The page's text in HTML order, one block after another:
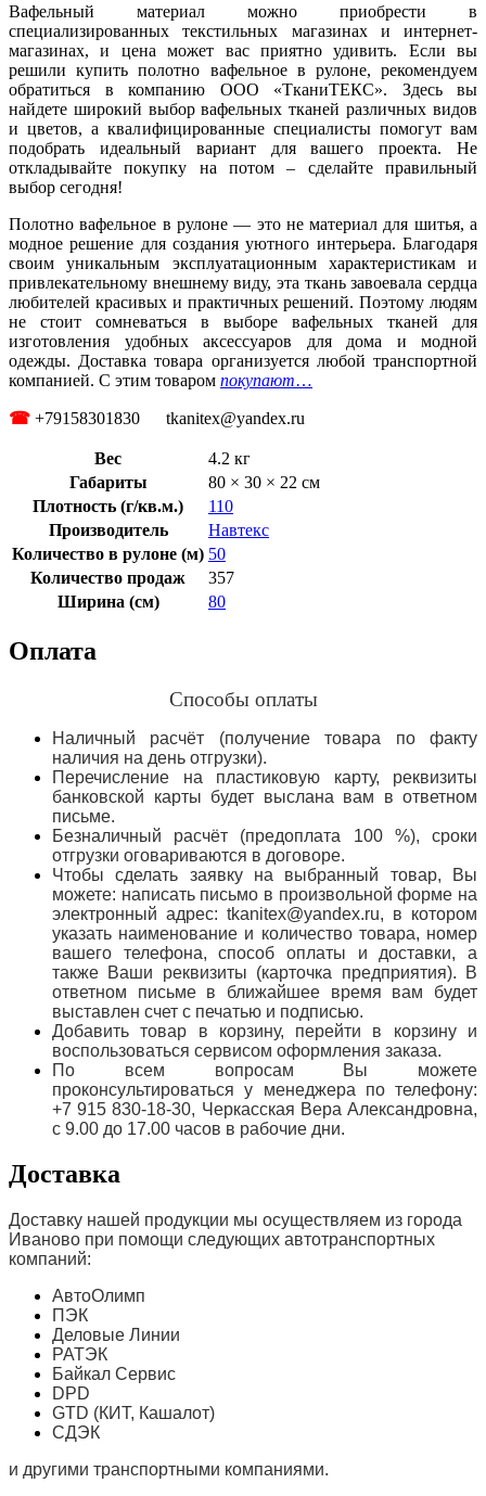
Вафельный материал можно приобрести в
специализированных текстильных магазинах и интернет-
магазинах, и цена может вас приятно удивить. Если вы
решили купить полотно вафельное в рулоне, рекомендуем
обратиться в компанию ООО «ТканиТЕКС». Здесь вы
найдете широкий выбор вафельных тканей различных видов
и цветов, а квалифицированные специалисты помогут вам
подобрать идеальный вариант для вашего проекта. Не
откладывайте покупку на потом – сделайте правильный
выбор сегодня!
Полотно вафельное в рулоне — это не материал для шитья, а
модное решение для создания уютного интерьера. Благодаря
своим уникальным эксплуатационным характеристикам и
привлекательному внешнему виду, эта ткань завоевала сердца
любителей красивых и практичных решений. Поэтому людям
не стоит сомневаться в выборе вафельных тканей для
изготовления удобных аксессуаров для дома и модной
одежды. Доставка товара организуется любой транспортной
компанией. С этим товаром покупают…
☎ +79158301830 tkanitex@yandex.ru
Вес
4.2 кг
Габариты
80 × 30 × 22 см
Плотность (г/кв.м.)
110
Производитель
Навтекс
Количество в рулоне (м) 50
Количество продаж
357
Ширина (см)
80
Оплата
Способы оплаты
Наличный расчёт (получение товара по факту
наличия на день отгрузки).
Перечисление на пластиковую карту, реквизиты
банковской карты будет выслана вам в ответном
письме.
Безналичный расчёт (предоплата 100 %), сроки
отгрузки оговариваются в договоре.
Чтобы сделать заявку на выбранный товар, Вы
можете: написать письмо в произвольной форме на
электронный адрес: tkanitex@yandex.ru, в котором
указать наименование и количество товара, номер
вашего телефона, способ оплаты и доставки, а
также Ваши реквизиты (карточка предприятия). В
ответном письме в ближайшее время вам будет
выставлен счет с печатью и подписью.
Добавить товар в корзину, перейти в корзину и
воспользоваться сервисом оформления заказа.
По всем вопросам Вы можете
проконсультироваться у менеджера по телефону:
+7 915 830-18-30, Черкасская Вера Александровна,
с 9.00 до 17.00 часов в рабочие дни.
Доставка
Доставку нашей продукции мы осуществляем из города
Иваново при помощи следующих автотранспортных
компаний:
АвтоОлимп
ПЭК
Деловые Линии
РАТЭК
Байкал Сервис
DPD
GTD (КИТ, Кашалот)
СДЭК
и другими транспортными компаниями.